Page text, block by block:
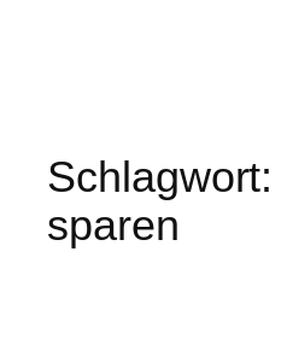
Schlagwort:
sparen